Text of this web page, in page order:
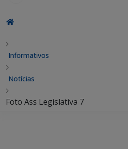
Informativos
Notícias
Foto Ass Legislativa 7